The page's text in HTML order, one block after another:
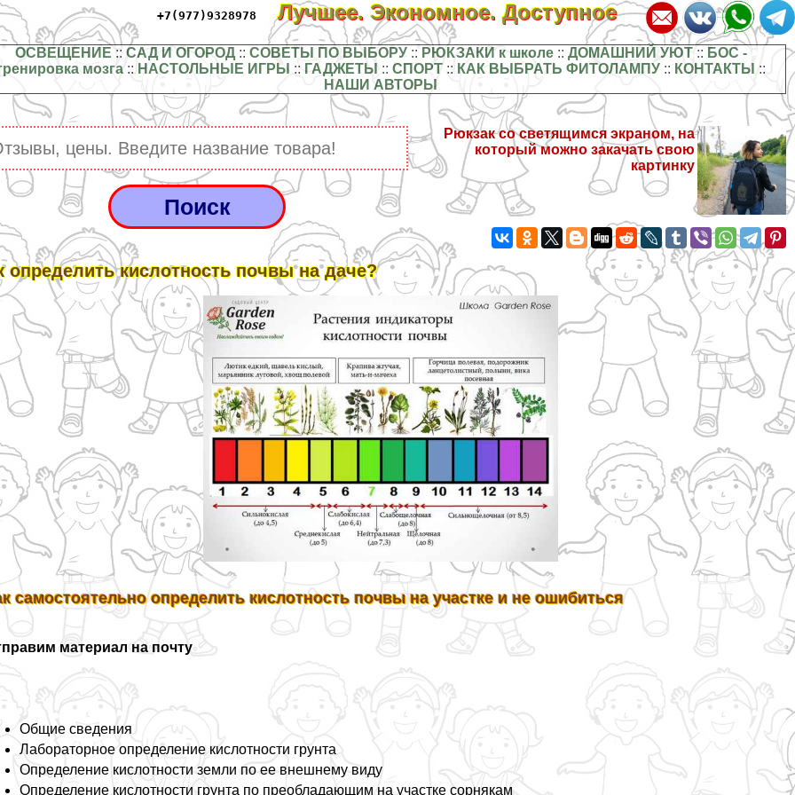
+7(977)9328978 Лучшее. Экономное. Доступное
ОСВЕЩЕНИЕ :: САД И ОГОРОД:: СОВЕТЫ ПО ВЫБОРУ:: РЮКЗАКИ к школе:: ДОМАШНИЙ УЮТ:: БОС -
мозга :: НАСТОЛЬНЫЕ ИГРЫ :: ГАДЖЕТЫ ::СПОРТ :: КАК ВЫБРАТЬ ФИТОЛАМПУ :: КОНТАКТЫ ::
НАШИ АВТОРЫ
Рюкзак со светящимся экраном, на
который можно закачать свою
картинку
определить кислотность почвы на даче?
самостоятельно определить кислотность почвы на участке и не ошибиться
материал на почту
Общие сведения
Лабораторное определение кислотности грунта
Определение кислотности земли по ее внешнему виду
Определение кислотности грунта по преобладающим на участке сорнякам